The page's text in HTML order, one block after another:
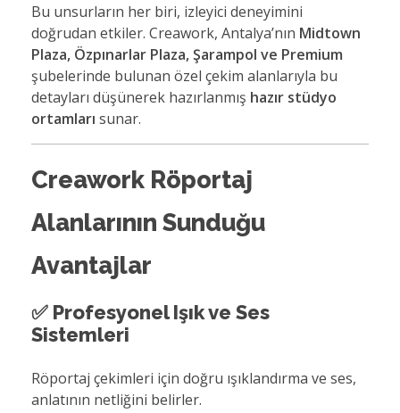
Bu unsurların her biri, izleyici deneyimini
doğrudan etkiler. Creawork, Antalya’nın Midtown
Plaza, Özpınarlar Plaza, Şarampol ve Premium
şubelerinde bulunan özel çekim alanlarıyla bu
detayları düşünerek hazırlanmış hazır stüdyo
ortamları sunar.
Creawork Röportaj
Alanlarının Sunduğu
Avantajlar
✅ Profesyonel Işık ve Ses
Sistemleri
Röportaj çekimleri için doğru ışıklandırma ve ses,
anlatının netliğini belirler.